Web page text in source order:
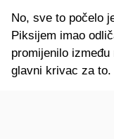
No, sve to počelo
Piksijem imao
promijenilo
glavni krivac za to.